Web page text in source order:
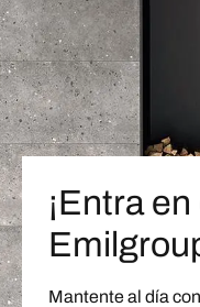
¡Entra
Mantente al día